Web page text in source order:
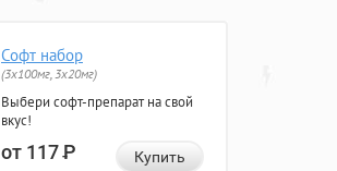
Софт набор
(3x100мг, 3x20мг)
Выбери софт-препарат на свой
вкус!
от 117Р Купить